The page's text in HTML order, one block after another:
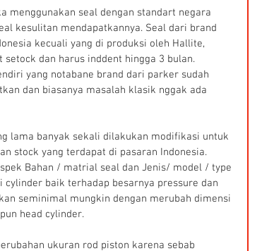
menggunakan seal dengan standart negara
kesulitan mendapatkannya. Seal dari brand
kecuali yang di produksi oleh Hallite,
dan harus inddent hingga 3 bulan.
yang notabane brand dari parker sudah
dan biasanya masalah klasik nggak ada
lama banyak sekali dilakukan modifikasi untuk
stock yang terdapat di pasaran Indonesia.
Bahan / matrial seal dan Jenis/ model / type
baik terhadap besarnya pressure dan
seminimal mungkin dengan merubah dimensi
head cylinder.
ukuran rod piston karena sebab